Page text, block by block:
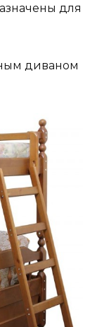
для
диваном